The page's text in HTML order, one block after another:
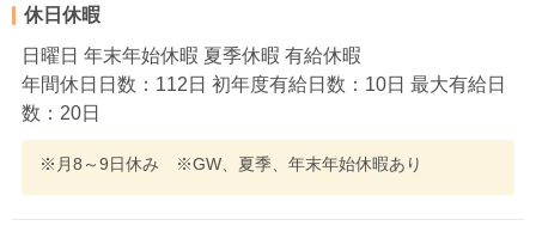
休日休暇
日曜日 年末年始休暇 夏季休暇 有給休暇
年間休日日数：112日 初年度有給日数：10日 最大有給日
数：20日
※月8～9日休み ※GW、夏季、年末年始休暇あり